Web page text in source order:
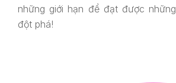
những giới hạn để đạt được
đột phá!